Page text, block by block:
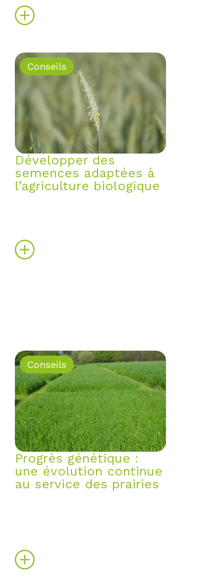
Conseils
Développer des
semences adaptées à
l’agriculture biologique
Conseils
Progrès génétique :
une évolution continue
au service des prairies